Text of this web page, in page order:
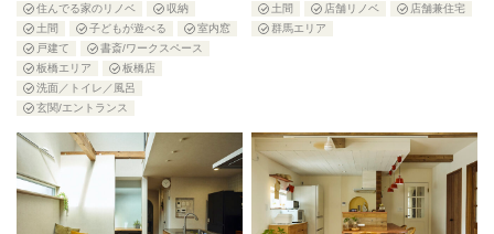
住んでる家のリノベ
収納
土間
子どもが遊べる
室内窓
戸建て
書斎/ワークスペース
板橋エリア
板橋店
洗面／トイレ／風呂
玄関/エントランス
土間
店舗リノベ
店舗兼住宅
群馬エリア